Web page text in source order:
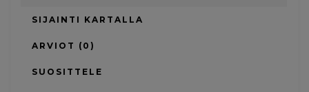
SIJAINTI KARTALLA
ARVIOT (0)
SUOSITTELE